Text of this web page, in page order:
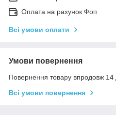
Оплата на рахунок Фоп
Всі умови оплати
Умови повернення
Повернення товару впродовж 14
Всі умови повернення